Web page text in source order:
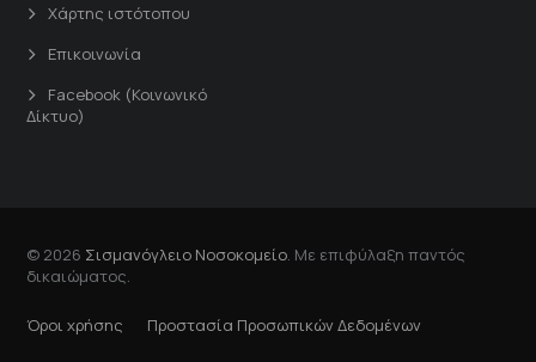
Χάρτης ιστότοπου
Επικοινωνία
Facebook (Κοινωνικό
Δίκτυο)
© 2026 Σισμανόγλειο Νοσοκομείο . Με επιφύλαξη παντός
δικαιώματος.
Όροι χρήσης Προστασία Προσωπικών Δεδομένων